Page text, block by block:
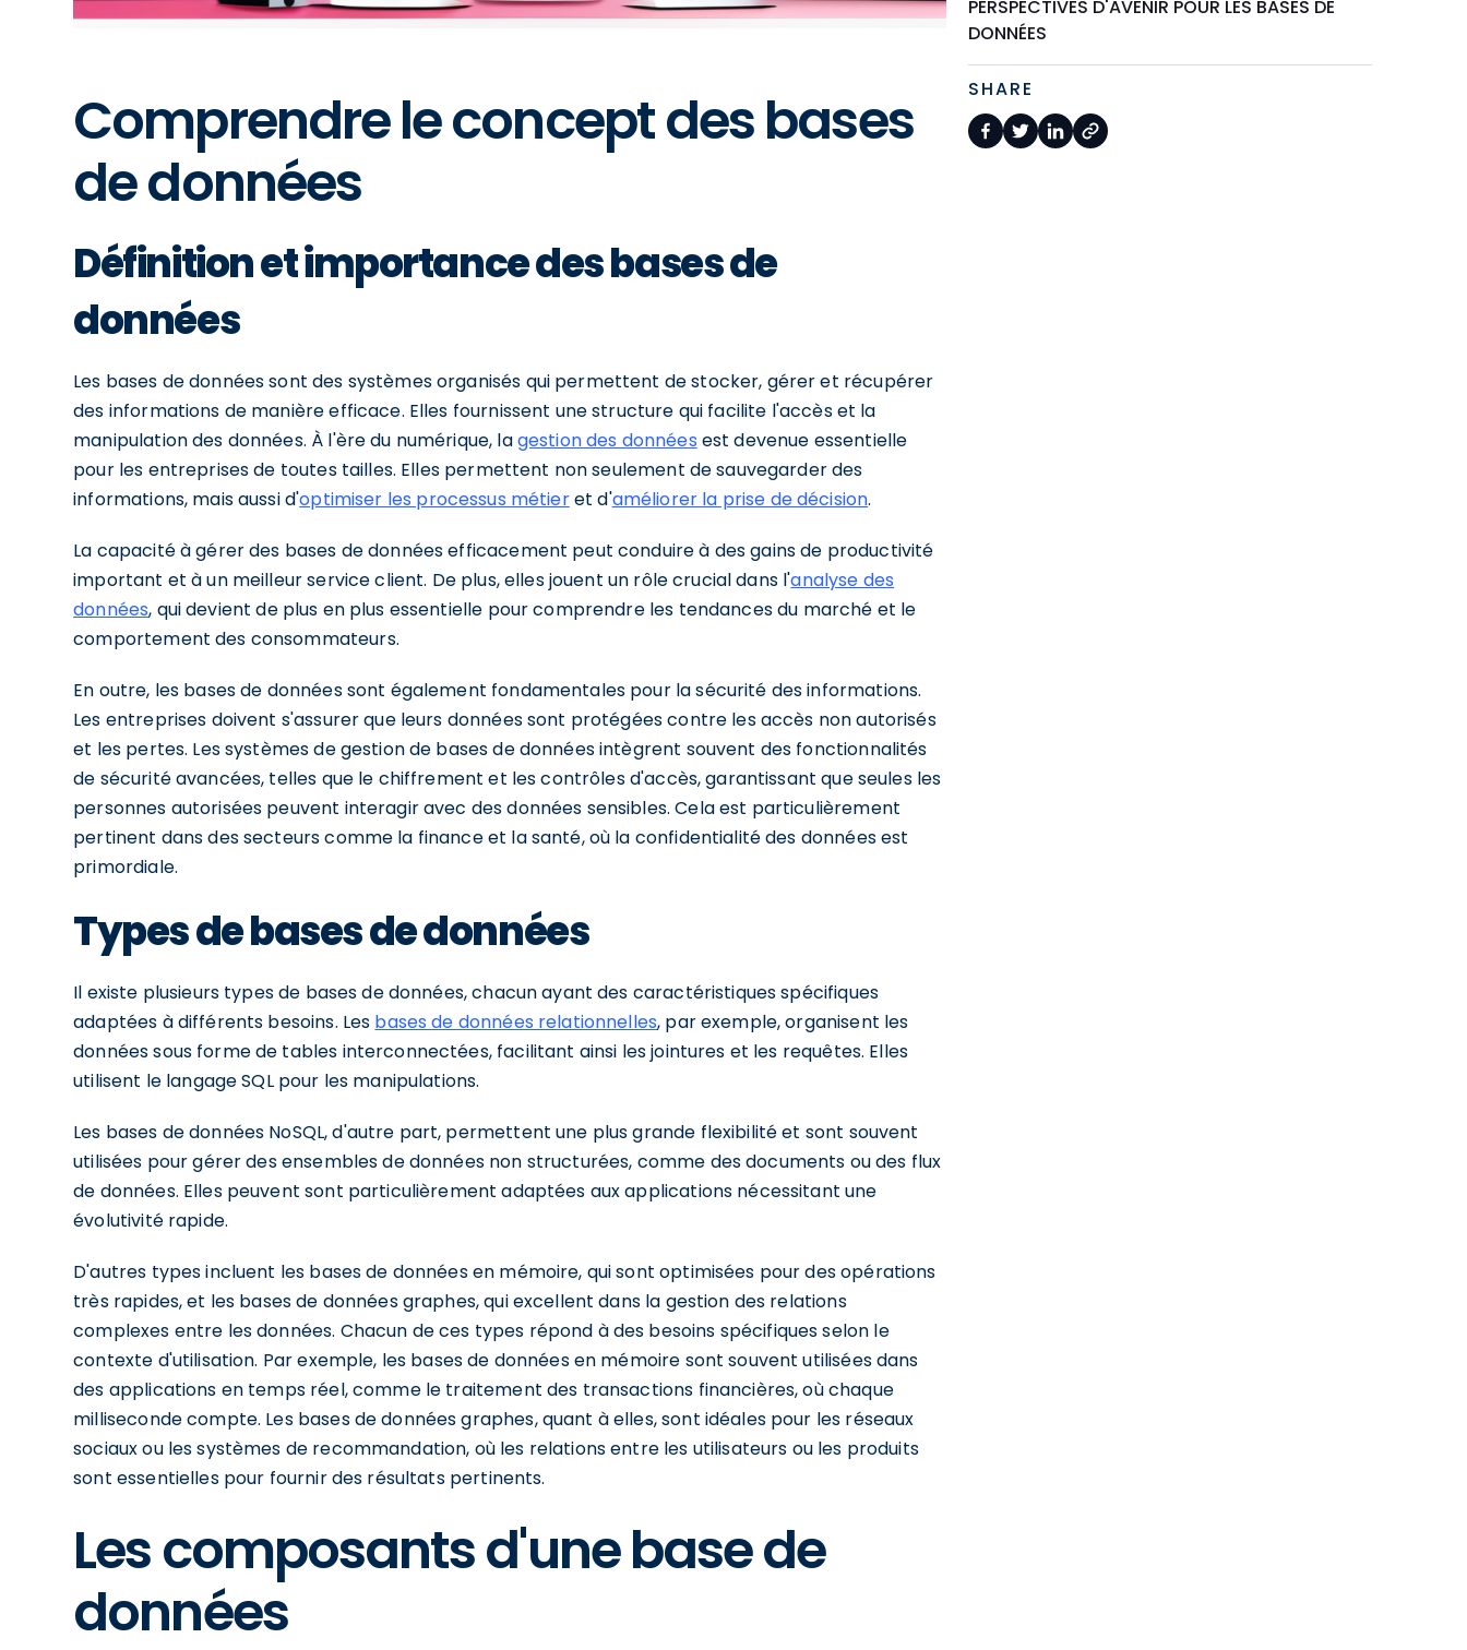
Comprendre le concept des bases
de données
Définition et importance des bases de
données
Les bases de données sont des systèmes organisés qui permettent de stocker, gérer et récupérer
des informations de manière efficace. Elles fournissent une structure qui facilite l'accès et la
manipulation des données. À l'ère du numérique, lagestion des données est devenue essentielle
pour les entreprises de toutes tailles. Elles permettent non seulement de sauvegarder des
informations, mais aussi d'optimiser les processus métieret d'améliorer la prise de décision.
La capacité à gérer des bases de données efficacement peut conduire à des gains de productivité
important et à un meilleur service client. De plus, elles jouent un rôle crucial dans l'analyse des
données, qui devient de plus en plus essentielle pour comprendre les tendances du marché et le
comportement des consommateurs.
En outre, les bases de données sont également fondamentales pour la sécurité des informations.
Les entreprises doivent s'assurer que leurs données sont protégées contre les accès non autorisés
et les pertes. Les systèmes de gestion de bases de données intègrent souvent des fonctionnalités
de sécurité avancées, telles que le chiffrement et les contrôles d'accès, garantissant que seules les
personnes autorisées peuvent interagir avec des données sensibles. Cela est particulièrement
pertinent dans des secteurs comme la finance et la santé, où la confidentialité des données est
primordiale.
Types de bases de données
Il existe plusieurs types de bases de données, chacun ayant des caractéristiques spécifiques
adaptées à différents besoins. Les bases de données relationnelles, par exemple, organisent les
données sous forme de tables interconnectées, facilitant ainsi les jointures et les requêtes. Elles
utilisent le langage SQL pour les manipulations.
Les bases de données NoSQL, d'autre part, permettent une plus grande flexibilité et sont souvent
utilisées pour gérer des ensembles de données non structurées, comme des documents ou des flux
de données. Elles peuvent sont particulièrement adaptées aux applications nécessitant une
évolutivité rapide.
D'autres types incluent les bases de données en mémoire, qui sont optimisées pour des opérations
très rapides, et les bases de données graphes, qui excellent dans la gestion des relations
complexes entre les données. Chacun de ces types répond à des besoins spécifiques selon le
contexte d'utilisation. Par exemple, les bases de données en mémoire sont souvent utilisées dans
des applications en temps réel, comme le traitement des transactions financières, où chaque
milliseconde compte. Les bases de données graphes, quant à elles, sont idéales pour les réseaux
sociaux ou les systèmes de recommandation, où les relations entre les utilisateurs ou les produits
sont essentielles pour fournir des résultats pertinents.
Les composants d'une base de
données
PERSPECTIVES D'AVENIR POUR LES BASES DE
DONNÉES
SHARE